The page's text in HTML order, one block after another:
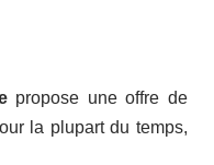
propose une offre de
la plupart du temps,